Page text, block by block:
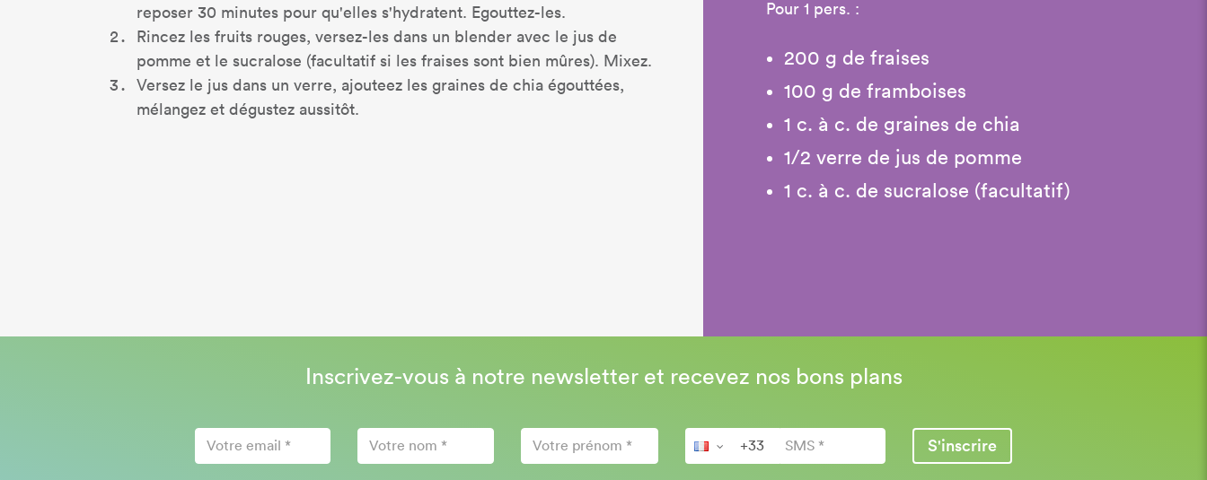
reposer 30 minutes pour qu'elles s'hydratent. Egouttez-les.
Rincez les fruits rouges, versez-les dans un blender avec le jus de
pomme et le sucralose (facultatif si les fraises sont bien mûres). Mixez.
Versez le jus dans un verre, ajouteez les graines de chia égouttées,
mélangez et dégustez aussitôt.
Pour 1 pers. :
200 g de fraises
100 g de framboises
1 c. à c. de graines de chia
1/2 verre de jus de pomme
1 c. à c. de sucralose (facultatif)
Inscrivez-vous à notre newsletter et recevez nos bons plans
S'inscrire